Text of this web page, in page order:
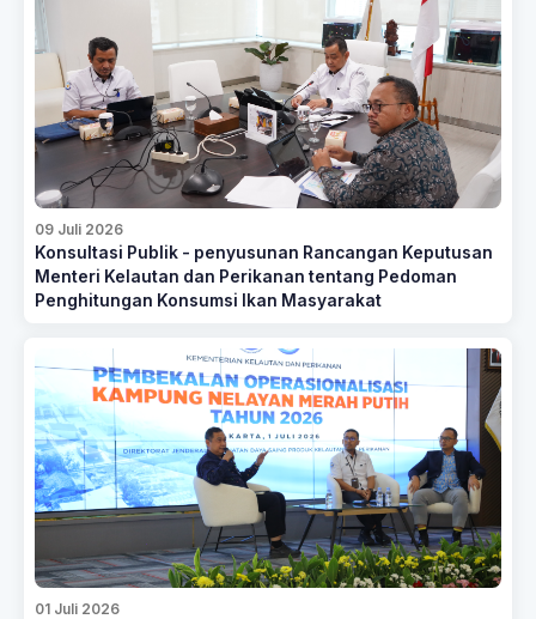
09 Juli 2026
Konsultasi Publik - penyusunan Rancangan Keputusan
Menteri Kelautan dan Perikanan tentang Pedoman
Penghitungan Konsumsi Ikan Masyarakat
01 Juli 2026